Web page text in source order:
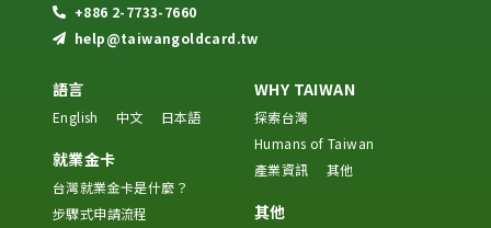
+886 2-7733-7660
help@taiwangoldcard.tw
語言
English 中文 日本語
就業金卡
台灣就業金卡是什麼？
步驟式申請流程
WHY TAIWAN
探索台灣
Humans of Taiwan
產業資訊
其他
其他